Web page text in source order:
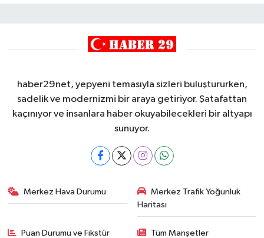
haber29net, yepyeni temasıyla sizleri buluştururken,
sadelik ve modernizmi bir araya getiriyor. Şatafattan
kaçınıyor ve insanlara haber okuyabilecekleri bir altyapı
sunuyor.
Merkez Hava Durumu
Merkez Trafik Yoğunluk
Haritası
Puan Durumu ve Fikstür Tüm Manşetler